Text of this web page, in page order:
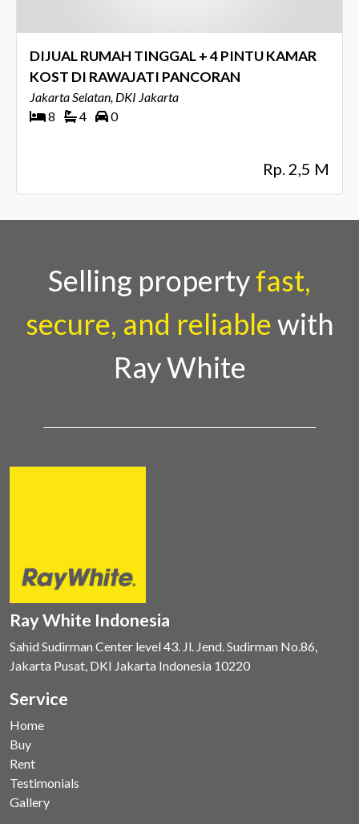
DIJUAL RUMAH TINGGAL + 4 PINTU KAMAR
KOST DI RAWAJATI PANCORAN
Jakarta Selatan, DKI Jakarta
8
4 0
Rp. 2,5 M
Selling propertyfast,
secure, and reliablewith
Ray White
Ray White Indonesia
Sahid Sudirman Center level 43. Jl. Jend. Sudirman No.86,
Jakarta Pusat, DKI Jakarta Indonesia 10220
Service
Home
Buy
Rent
Testimonials
Gallery